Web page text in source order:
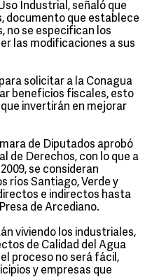
Industrial, señaló que
documento que establece
no se especifican los
las modificaciones a sus
solicitar a la Conagua
beneficios fiscales, esto
invertirán en mejorar
de Diputados aprobó
de Derechos, con lo que a
se consideran
ríos Santiago, Verde y
e indirectos hasta
de Arcediano.
viviendo los industriales,
de Calidad del Agua
proceso no será fácil,
y empresas que